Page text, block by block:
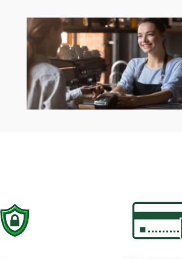
（東部時間）前存入的支票作為當天存
存款限額
入支票
覽和管理許可權來劃分職責，滿足業務需求
額支票
整合為單筆存款
票、發票、往來通信）
行的安全存放處，我們將為您處理存款。您
存款並將其送往集中處理部門。
外自行存款
經營場所過夜帶來的風險。